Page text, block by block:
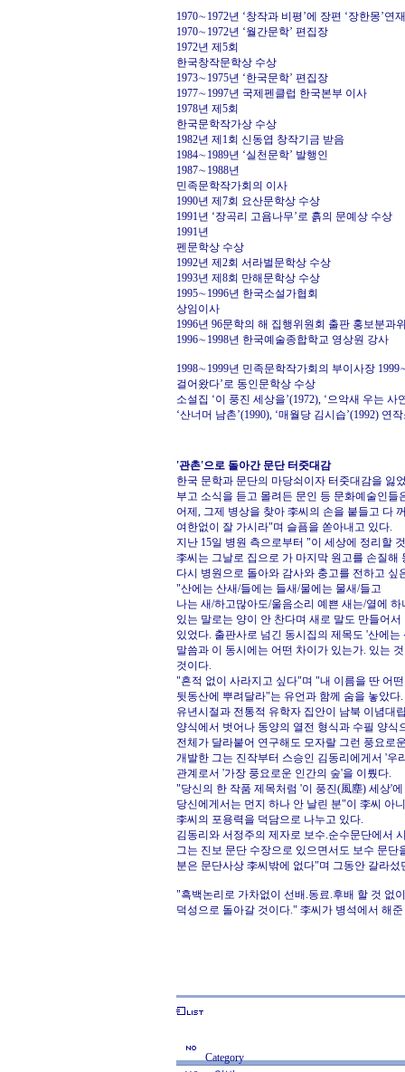
1970∼1972년 ‘창작과 비평’에 장편 ‘장한몽’연재
1970∼1972년 ‘월간문학’ 편집장
1972년 제5회
한국창작문학상 수상
1973∼1975년 ‘한국문학’ 편집장
1977∼1997년 국제펜클럽 한국본부 이사
1978년 제5회
한국문학작가상 수상
1982년 제1회 신동엽 창작기금 받음
1984∼1989년 ‘실천문학’ 발행인
1987∼1988년
민족문학작가회의 이사
1990년 제7회 요산문학상 수상
1991년 ‘장곡리 고욤나무’로 흙의 문예상 수상
1991년
펜문학상 수상
1992년 제2회 서라벌문학상 수상
1993년 제8회 만해문학상 수상
1995∼1996년 한국소설가협회
상임이사
1996년 96문학의 해 집행위원회 출판 홍보분과
1996∼1998년 한국예술종합학교 영상원 강사
1998∼1999년 민족문학작가회의 부이사장
걸어왔다’로 동인문학상 수상
소설집 ‘이 풍진 세상을’(1972), ‘으악새 우는 사
‘산너머 남촌’(1990), ‘매월당 김시습’(1992) 연
'관촌'으로 돌아간 문단 터줏대감
한국 문학과 문단의 마당쇠이자 터줏대감을 잃
부고 소식을 듣고 몰려든 문인 등 문화예술인
어제, 그제 병상을 찾아 李씨의 손을 붙들고 다
여한없이 잘 가시라"며 슬픔을 쏟아내고 있다.
지난 15일 병원 측으로부터 "이 세상에 정리할
李씨는 그날로 집으로 가 마지막 원고를 손질
다시 병원으로 돌아와 감사와 충고를 전하고
"산에는 산새/들에는 들새/물에는 물새/들고
나는 새/하고많아도/울음소리 예쁜 새는/열에
있는 말로는 양이 안 찬다며 새로 말도 만들어
있었다. 출판사로 넘긴 동시집의 제목도 '산에
말씀과 이 동시에는 어떤 차이가 있는가. 있는
것이다.
"흔적 없이 사라지고 싶다"며 "내 이름을 딴 어
뒷동산에 뿌려달라"는 유언과 함께 숨을 놓았다.
유년시절과 전통적 유학자 집안이 남북 이념대
양식에서 벗어나 동양의 열전 형식과 수필 양
전체가 달라붙어 연구해도 모자랄 그런 풍요로
개발한 그는 진작부터 스승인 김동리에게서 '우
관계로서 '가장 풍요로운 인간의 숲'을 이뤘다.
"당신의 한 작품 제목처럼 '이 풍진(風塵) 세상'
당신에게서는 먼지 하나 안 날린 분"이 李씨 아
李씨의 포용력을 덕담으로 나누고 있다.
김동리와 서정주의 제자로 보수.순수문단에서
그는 진보 문단 수장으로 있으면서도 보수 문
분은 문단사상 李씨밖에 없다"며 그동안 갈라
"흑백논리로 가차없이 선배.동료.후배 할 것 없
덕성으로 돌아갈 것이다." 李씨가 병석에서 해
Category